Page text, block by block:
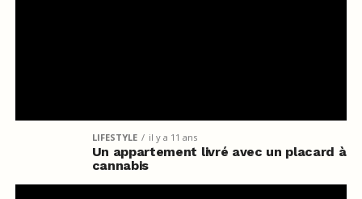
LIFESTYLE il y a 11 ans
Un appartement livré avec un placard à
cannabis